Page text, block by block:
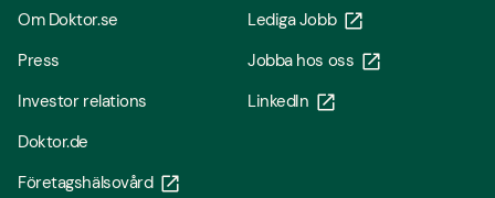
Om Doktor.se
Press
Investor relations
Doktor.de
Företagshälsovård
Lediga Jobb
Jobba hos oss
LinkedIn